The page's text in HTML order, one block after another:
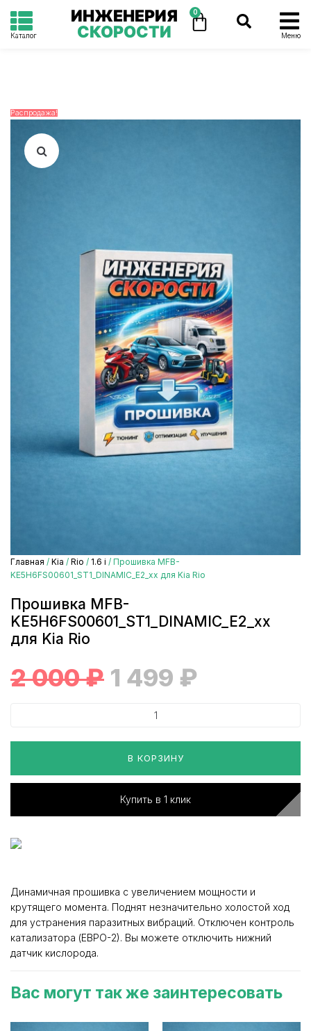
Каталог
ИНЖЕНЕРИЯ
СКОРОСТИ
0
Меню
Распродажа!
Главная / Kia / Rio / 1.6 i / Прошивка MFB-
KE5H6FS00601_ST1_DINAMIC_E2_xx для Kia Rio
Прошивка MFB-
KE5H6FS00601_ST1_DINAMIC_E2_xx
для Kia Rio
2 000₽ 1 499 ₽
В КОРЗИНУ
Купить в 1 клик
Динамичная прошивка с увеличением мощности и
крутящего момента. Поднят незначительно холостой ход
для устранения паразитных вибраций. Отключен контроль
катализатора (ЕВРО-2). Вы можете отключить нижний
датчик кислорода.
Вас могут так же заинтересовать